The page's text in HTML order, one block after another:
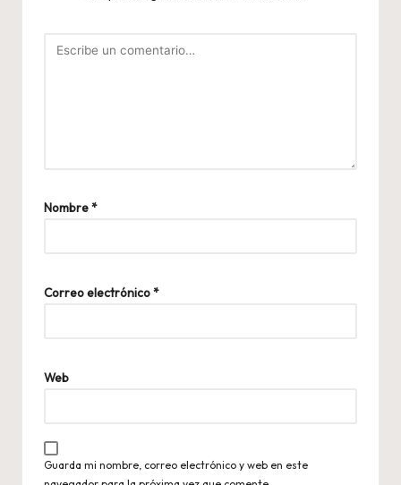
Nombre*
Correo electrónico*
Web
Guarda mi nombre, correo electrónico y web en este